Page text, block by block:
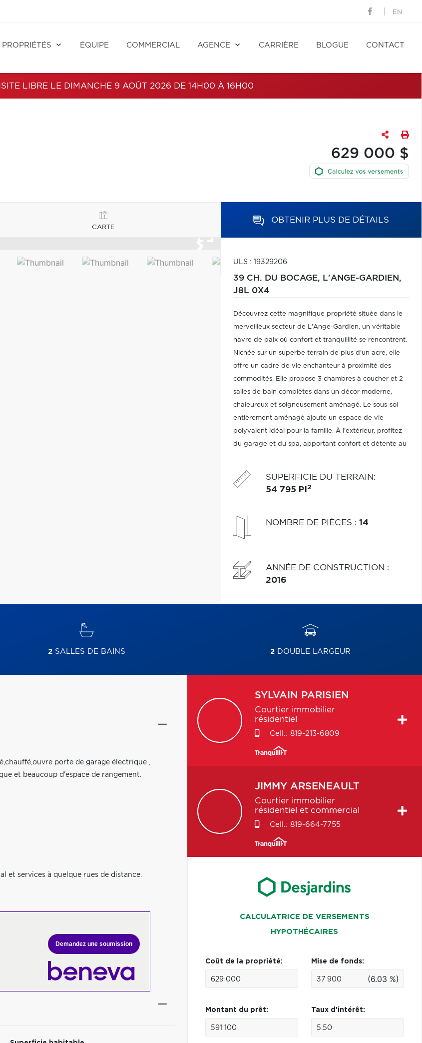
EN
PROPRIÉTÉS ÉQUIPE COMMERCIAL AGENCE CARRIÈRE BLOGUE CONTACT
LIBRE LE DIMANCHE 9 AOÛT 2026 DE 14H00 À 16H00
629 000 $
CARTE
OBTENIR PLUS DE DÉTAILS
ULS : 19329206
39 CH. DU BOCAGE, L'ANGE-GARDIEN,
J8L 0X4
Découvrez cette magnifique propriété située dans le
merveilleux secteur de L'Ange-Gardien, un véritable
havre de paix où confort et tranquillité se rencontrent.
Nichée sur un superbe terrain de plus d'un acre, elle
offre un cadre de vie enchanteur à proximité des
commodités. Elle propose 3 chambres à coucher et 2
salles de bain complètes dans un décor moderne,
chaleureux et soigneusement aménagé. Le sous-sol
entièrement aménagé ajoute un espace de vie
polyvalent idéal pour la famille. À l'extérieur, profitez
du garage et du spa, apportant confort et détente au
bonheur.
SUPERFICIE DU TERRAIN:
54 795 PI 2
NOMBRE DE PIÈCES : 14
ANNÉE DE CONSTRUCTION :
2016
2SALLES DE BAINS 2DOUBLE LARGEUR
porte de garage électrique ,
et beaucoup d'espace de rangement.
et services à quelque rues de distance.
Demandez une soumission
SYLVAIN PARISIEN
Courtier immobilier
résidentiel
Cell.: 819-213-6809
JIMMY ARSENEAULT
Courtier immobilier
résidentiel et commercial
Cell.: 819-664-7755
CALCULATRICE DE VERSEMENTS
HYPOTHÉCAIRES
Coût de la propriété: Mise de fonds:
(6.03 %)
Montant du prêt: Taux d'intérêt: